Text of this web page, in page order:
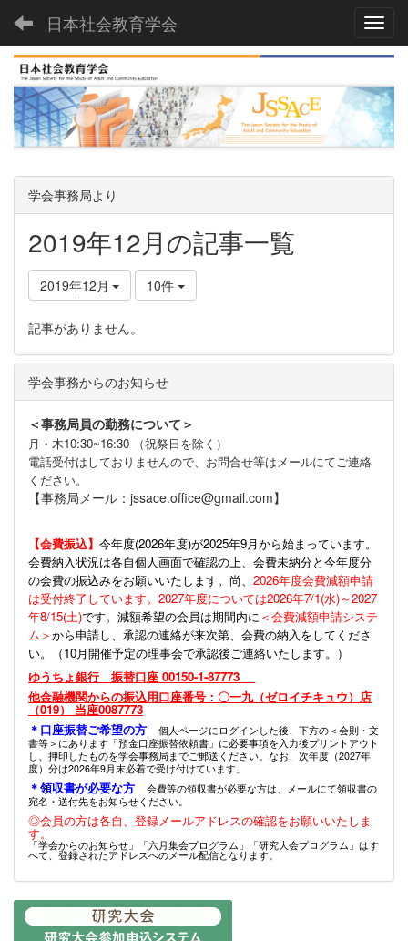
日本社会教育学会
学会事務局より
2019年12月の記事一覧
2019年12月 10件
記事がありません。
学会事務からのお知らせ
＜事務局員の勤務について＞
月・木10:30~16:30 （祝祭日を除く）
電話受付はしておりませんので、お問合せ等はメールにてご連絡
ください。
【事務局メール：jssace.office@gmail.com】
【会費振込】 今年度(2026年度)が2025年9月から始まっています。
会費納入状況は各自個人画面で確認の上、会費未納分と今年度分
の会費の振込みをお願いいたします。尚、 2026年度会費減額申請
は受付終了しています。2027年度については2026年7/1(水)～2027
年8/15(土)です。減額希望の会員は期間内に ＜会費減額申請システ
ム＞から申請し、承認の連絡が来次第、会費の納入をしてくださ
い。（10月開催予定の理事会で承認後ご連絡いたします。）
ゆうちょ銀行 振替口座 00150-1-87773
他金融機関からの振込用口座番号：〇一九（ゼロイチキュウ）店
（019） 当座0087773
＊口座振替ご希望の方
個人ページにログインした後、下方の＜会則・文
書等＞にあります「預金口座振替依頼書」に必要事項を入力後プリントアウト
し、押印したものを学会事務局までご郵送ください。なお、次年度（2027年
度）分は2026年9月末必着で受け付けています。
＊領収書が必要な方
会費等の領収書が必要な方は、メールにて領収書の
宛名・送付先をお知らせください。
◎会員の方は各自、登録メールアドレスの確認をお願いいたしま
す。
「学会からのお知らせ」「六月集会プログラム」「研究大会プログラム」はす
べて、登録されたアドレスへのメール配信となります。